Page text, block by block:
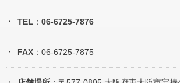
TEL ： 06-6725-7876
FAX ：06-6725-7875